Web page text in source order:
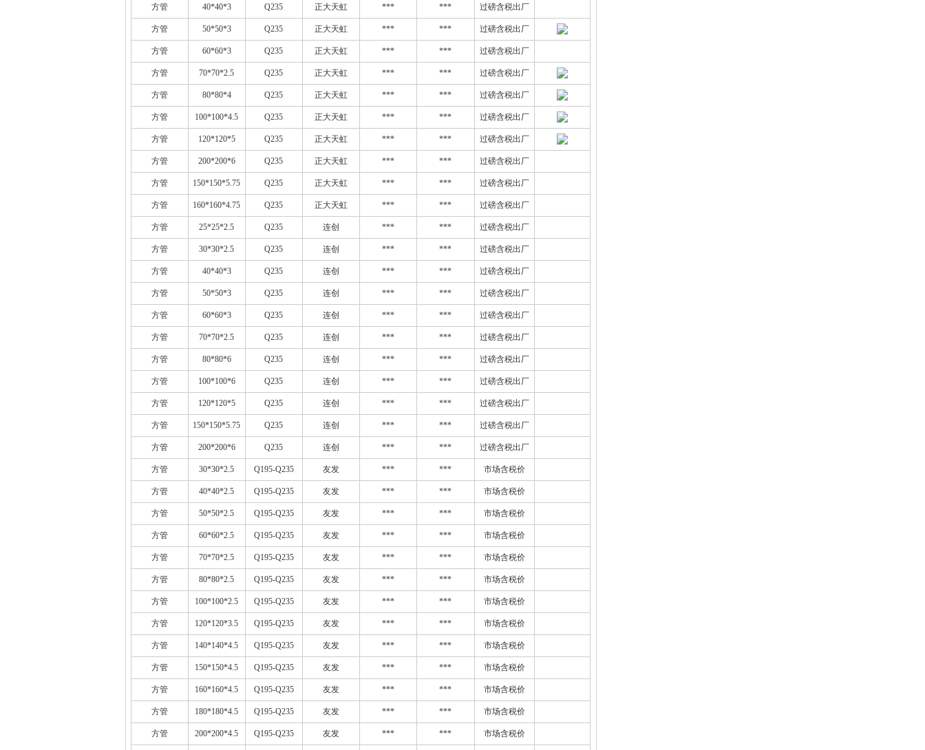
方管 40*40*3 Q235 正大天虹 *** *** 过磅含税出厂
方管 50*50*3 Q235 正大天虹 *** *** 过磅含税出厂
方管 60*60*3 Q235 正大天虹 *** *** 过磅含税出厂
方管 70*70*2.5 Q235 正大天虹 *** *** 过磅含税出厂
方管 80*80*4 Q235 正大天虹 *** *** 过磅含税出厂
方管 100*100*4.5 Q235 正大天虹 *** *** 过磅含税出厂
方管 120*120*5 Q235 正大天虹 *** *** 过磅含税出厂
方管 200*200*6 Q235 正大天虹 *** *** 过磅含税出厂
方管 150*150*5.75 Q235 正大天虹 *** *** 过磅含税出厂
方管 160*160*4.75 Q235 正大天虹 *** *** 过磅含税出厂
方管 25*25*2.5 Q235 连创 *** *** 过磅含税出厂
方管 30*30*2.5 Q235 连创 *** *** 过磅含税出厂
方管 40*40*3 Q235 连创 *** *** 过磅含税出厂
方管 50*50*3 Q235 连创 *** *** 过磅含税出厂
方管 60*60*3 Q235 连创 *** *** 过磅含税出厂
方管 70*70*2.5 Q235 连创 *** *** 过磅含税出厂
方管 80*80*6 Q235 连创 *** *** 过磅含税出厂
方管 100*100*6 Q235 连创 *** *** 过磅含税出厂
方管 120*120*5 Q235 连创 *** *** 过磅含税出厂
方管 150*150*5.75 Q235 连创 *** *** 过磅含税出厂
方管 200*200*6 Q235 连创 *** *** 过磅含税出厂
方管 30*30*2.5 Q195-Q235 友发 *** *** 市场含税价
方管 40*40*2.5 Q195-Q235 友发 *** *** 市场含税价
方管 50*50*2.5 Q195-Q235 友发 *** *** 市场含税价
方管 60*60*2.5 Q195-Q235 友发 *** *** 市场含税价
方管 70*70*2.5 Q195-Q235 友发 *** *** 市场含税价
方管 80*80*2.5 Q195-Q235 友发 *** *** 市场含税价
方管 100*100*2.5 Q195-Q235 友发 *** *** 市场含税价
方管 120*120*3.5 Q195-Q235 友发 *** *** 市场含税价
方管 140*140*4.5 Q195-Q235 友发 *** *** 市场含税价
方管 150*150*4.5 Q195-Q235 友发 *** *** 市场含税价
方管 160*160*4.5 Q195-Q235 友发 *** *** 市场含税价
方管 180*180*4.5 Q195-Q235 友发 *** *** 市场含税价
方管 200*200*4.5 Q195-Q235 友发 *** *** 市场含税价